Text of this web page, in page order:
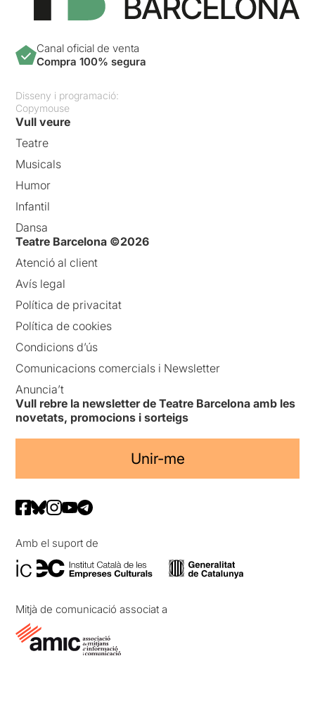
Canal oficial de venta
Compra 100% segura
Disseny i programació:
Copymouse
Vull veure
Teatre
Musicals
Humor
Infantil
Dansa
Teatre Barcelona ©2026
Atenció al client
Avís legal
Política de privacitat
Política de cookies
Condicions d’ús
Comunicacions comercials i Newsletter
Anuncia’t
Vull rebre la newsletter de Teatre Barcelona amb les
novetats, promocions i sorteigs
Unir-me
Amb el suport de
Mitjà de comunicació associat a